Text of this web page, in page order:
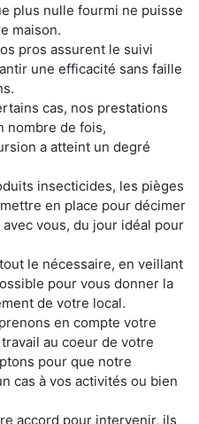
plus nulle fourmi ne puisse
maison.
pros assurent le suivi
une efficacité sans faille
cas, nos prestations
nombre de fois,
a atteint un degré
insecticides, les pièges
en place pour décimer
vous, du jour idéal pour
le nécessaire, en veillant
pour vous donner la
de votre local.
en compte votre
au coeur de votre
pour que notre
cas à vos activités ou bien
accord pour intervenir, ils